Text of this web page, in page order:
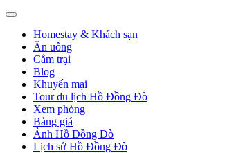
Open
ButtonHomestay & Khách sạn
Ăn uống
Cắm trại
Blog
Khuyến mại
Tour du lịch Hồ Đồng Đò
Xem phòng
Bảng giá
Ảnh Hồ Đồng Đò
Lịch sử Hồ Đồng Đò